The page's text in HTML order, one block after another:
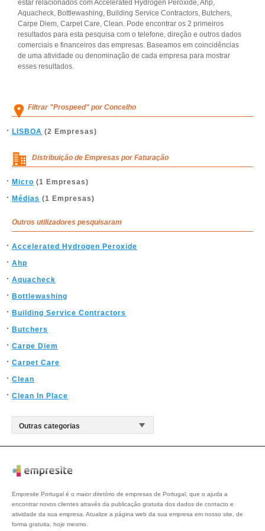
estar relacionados com Accelerated Hydrogen Peroxide, Ahp,
Aquacheck, Bottlewashing, Building Service Contractors, Butchers,
Carpe Diem, Carpet Care, Clean. Pode encontrar os 2 primeiros
resultados para esta pesquisa com o telefone, direção e outros dados
comerciais e financeiros das empresas. Baseamos em coincidências
de uma atividade ou denominação de cada empresa para mostrar
esses resultados.
Filtrar "Prospeed" por Concelho
LISBOA (2 Empresas)
Distribuição de Empresas por Faturação
Micro (1 Empresas)
Médias (1 Empresas)
Outros utilizadores pesquisaram
Accelerated Hydrogen Peroxide
Ahp
Aquacheck
Bottlewashing
Building Service Contractors
Butchers
Carpe Diem
Carpet Care
Clean
Clean In Place
Empresite Portugal é o maior diretório de empresas de Portugal, que o ajuda a
encontrar novos clientes através da publicação gratuita dos dados de contacto e
atividade da sua empresa. Atualize a página web da sua empresa em nosso site, de
forma gratuita, hoje mesmo.